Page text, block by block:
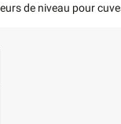
de niveau pour